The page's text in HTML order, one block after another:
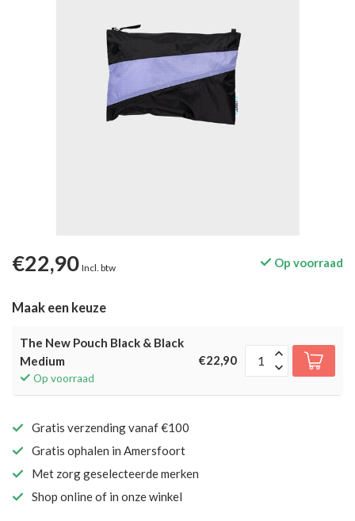
€22,90 Incl. btw Op voorraad
Maak een keuze
The New Pouch Black & Black
Medium
Op voorraad
€22,90
Gratis verzending vanaf €100
Gratis ophalen in Amersfoort
Met zorg geselecteerde merken
Shop online of in onze winkel